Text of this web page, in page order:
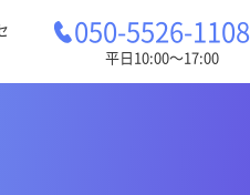
050-5526-1108
平日10:00〜17:00